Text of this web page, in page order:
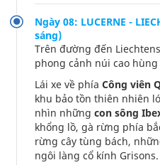
Ngày 08: LUCERNE -
sáng)
Trên đường đến
phong cảnh núi cao hùng
Lái xe về phía Công viên
khu bảo tồn thiên nhiên
nhìn những con sông
khổng lồ, gà rừng phía
rừng cây tùng bách,
ngôi làng cổ kính Grisons.